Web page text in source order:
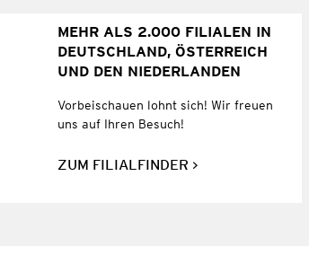
MEHR ALS 2.000 FILIALEN IN
DEUTSCHLAND, ÖSTERREICH
UND DEN NIEDERLANDEN
Vorbeischauen lohnt sich! Wir freuen
uns auf Ihren Besuch!
ZUM FILIALFINDER